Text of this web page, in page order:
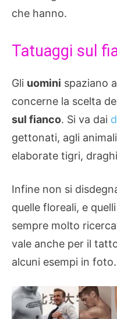
che hanno.
Tatuaggi sul
Gli uomini spaziano
concerne la scelta
sul fianco. Si va dai
gettonati, agli
elaborate tigri,
Infine non si
quelle floreali, e
sempre molto
vale anche per il
alcuni esempi in foto.